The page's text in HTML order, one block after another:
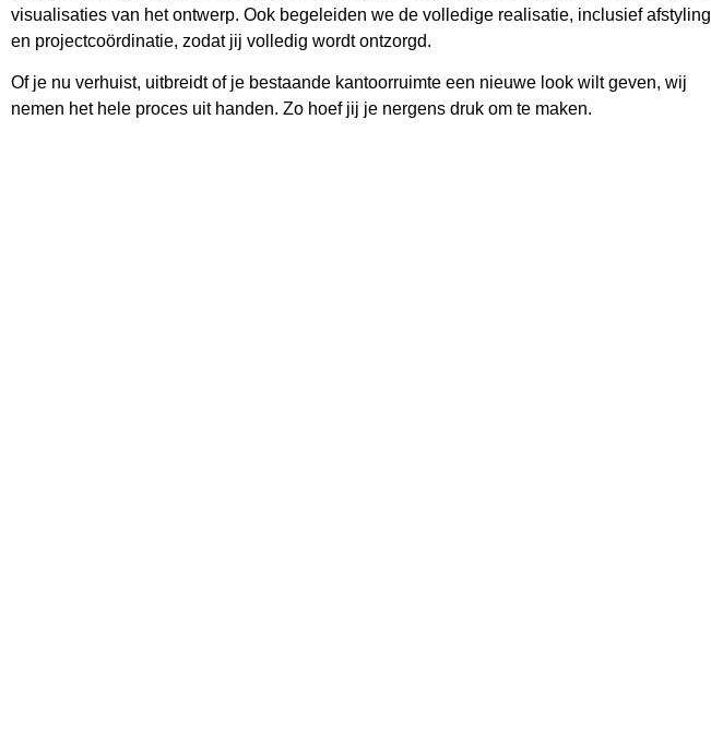
visualisaties van het ontwerp. Ook begeleiden we de volledige realisatie, inclusief afstyling
en projectcoördinatie, zodat jij volledig wordt ontzorgd.
Of je nu verhuist, uitbreidt of je bestaande kantoorruimte een nieuwe look wilt geven, wij
nemen het hele proces uit handen. Zo hoef jij je nergens druk om te maken.